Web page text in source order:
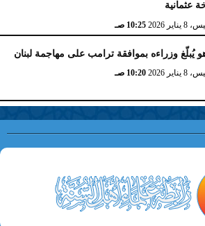
عثمانية
2026 10:25 صـ
يُبلّغ وزراءه بموافقة ترامب على مهاجمة لبنان
2026 10:20 صـ